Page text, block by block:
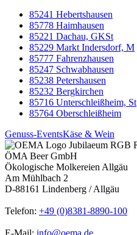
85241 Hebertshausen
85778 Haimhausen
85221 Dachau, GKSt
85229 Markt Indersdorf, M
85777 Fahrenzhausen
85247 Schwabhausen
85238 Petershausen
85232 Bergkirchen
85716 Unterschleißheim, St
85764 Oberschleißheim
Genuss-EventsKäse & Wein
ÖMA Beer GmbH
Ökologische Molkereien Allgäu
Am Mühlbach 2
D-88161 Lindenberg / Allgäu
Telefon: +49 (0)8381-8890-100